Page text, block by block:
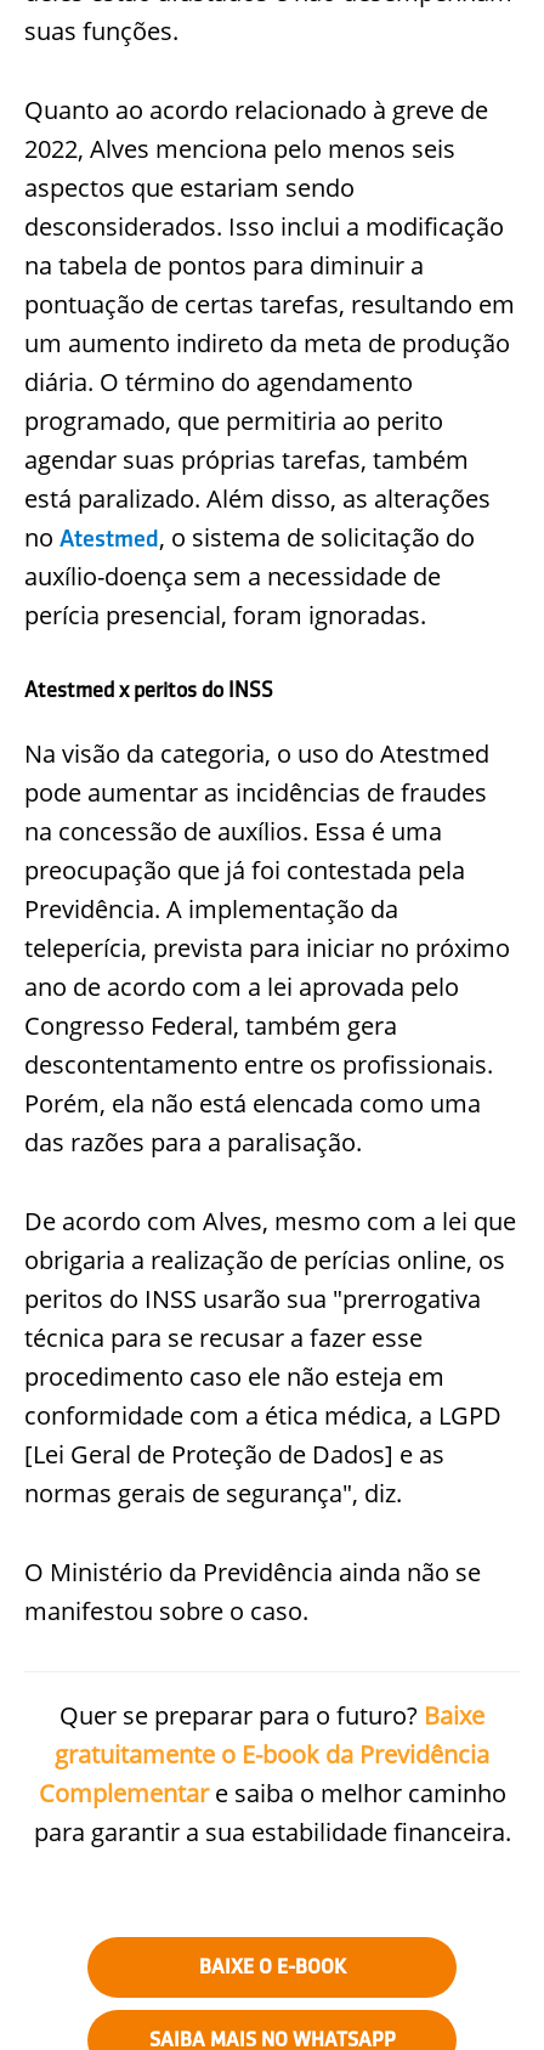
suas funções.
Quanto ao acordo relacionado à greve de
2022, Alves menciona pelo menos seis
aspectos que estariam sendo
desconsiderados. Isso inclui a modificação
na tabela de pontos para diminuir a
pontuação de certas tarefas, resultando em
um aumento indireto da meta de produção
diária. O término do agendamento
programado, que permitiria ao perito
agendar suas próprias tarefas, também
está paralizado. Além disso, as alterações
no Atestmed, o sistema de solicitação do
auxílio-doença sem a necessidade de
perícia presencial, foram ignoradas.
Atestmed x peritos do INSS
Na visão da categoria, o uso do Atestmed
pode aumentar as incidências de fraudes
na concessão de auxílios. Essa é uma
preocupação que já foi contestada pela
Previdência. A implementação da
teleperícia, prevista para iniciar no próximo
ano de acordo com a lei aprovada pelo
Congresso Federal, também gera
descontentamento entre os profissionais.
Porém, ela não está elencada como uma
das razões para a paralisação.
De acordo com Alves, mesmo com a lei que
obrigaria a realização de perícias online, os
peritos do INSS usarão sua "prerrogativa
técnica para se recusar a fazer esse
procedimento caso ele não esteja em
conformidade com a ética médica, a LGPD
[Lei Geral de Proteção de Dados] e as
normas gerais de segurança", diz.
O Ministério da Previdência ainda não se
manifestou sobre o caso.
Quer se preparar para o futuro? Baixe
gratuitamente o E-book da Previdência
Complementare saiba o melhor caminho
para garantir a sua estabilidade financeira.
BAIXE O E-BOOK
SAIBA MAIS NO WHATSAPP